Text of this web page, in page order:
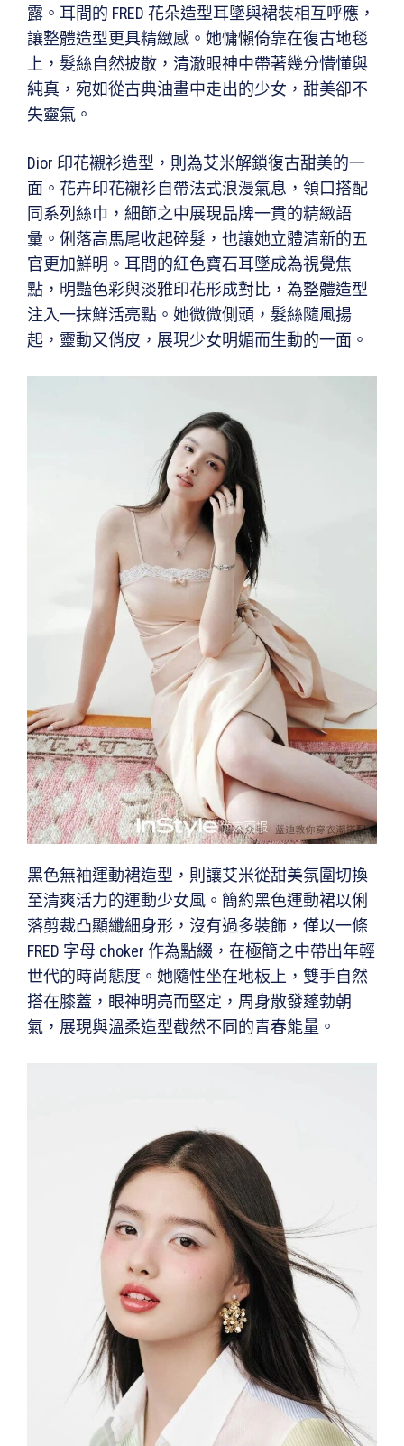
露。耳間的 FRED 花朵造型耳墜與裙裝相互呼應，
讓整體造型更具精緻感。她慵懶倚靠在復古地毯
上，髮絲自然披散，清澈眼神中帶著幾分懵懂與
純真，宛如從古典油畫中走出的少女，甜美卻不
失靈氣。
Dior 印花襯衫造型，則為艾米解鎖復古甜美的一
面。花卉印花襯衫自帶法式浪漫氣息，領口搭配
同系列絲巾，細節之中展現品牌一貫的精緻語
彙。俐落高馬尾收起碎髮，也讓她立體清新的五
官更加鮮明。耳間的紅色寶石耳墜成為視覺焦
點，明豔色彩與淡雅印花形成對比，為整體造型
注入一抹鮮活亮點。她微微側頭，髮絲隨風揚
起，靈動又俏皮，展現少女明媚而生動的一面。
黑色無袖運動裙造型，則讓艾米從甜美氛圍切換
至清爽活力的運動少女風。簡約黑色運動裙以俐
落剪裁凸顯纖細身形，沒有過多裝飾，僅以一條
FRED 字母 choker 作為點綴，在極簡之中帶出年輕
世代的時尚態度。她隨性坐在地板上，雙手自然
搭在膝蓋，眼神明亮而堅定，周身散發蓬勃朝
氣，展現與溫柔造型截然不同的青春能量。